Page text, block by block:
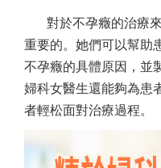
對於不孕癥的治療
重要的。她們可以幫助
不孕癥的具體原因，並
婦科女醫生還能夠為患
者輕松面對治療過程。